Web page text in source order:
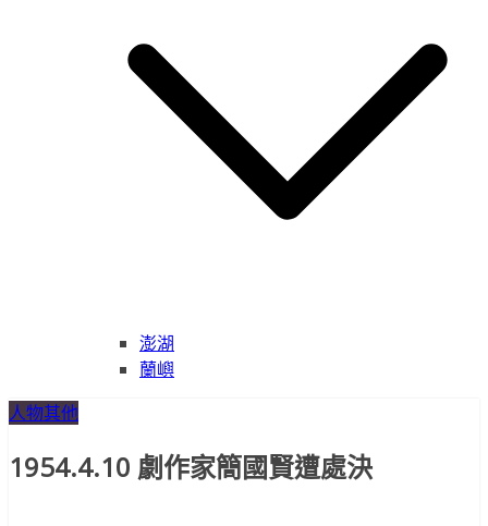
澎湖
蘭嶼
人物其他
1954.4.10 劇作家簡國賢遭處決